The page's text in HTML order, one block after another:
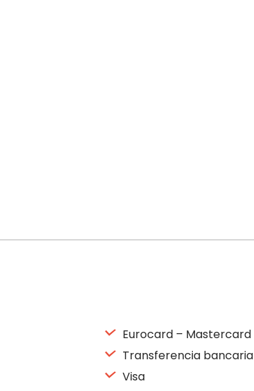
Eurocard – Mastercard
Transferencia bancaria
Visa